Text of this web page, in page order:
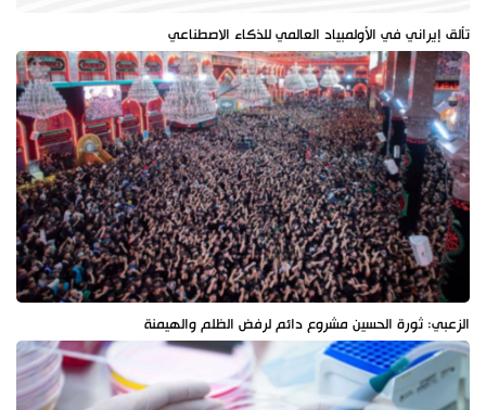
تألق إيراني في الأولمبياد العالمي للذكاء الاصطناعي
الزعبي: ثورة الحسين مشروع دائم لرفض الظلم والهيمنة